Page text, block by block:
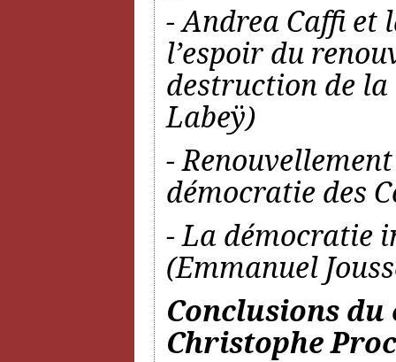
- Andrea Caffi et
l’espoir du
destruction de
Labeÿ)
-
démocratie des
- La démocratie
(Emmanuel
Conclusions du
Christophe